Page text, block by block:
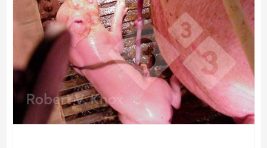
capacitación para el personal de la industria porcina en
manejo reproductivo. Su investigación se centra en la
fertilidad, estrés, diagnóstico reproductivo, control
hormonal de la reproducción y la fertilidad del esperma
congelado de cerdo.